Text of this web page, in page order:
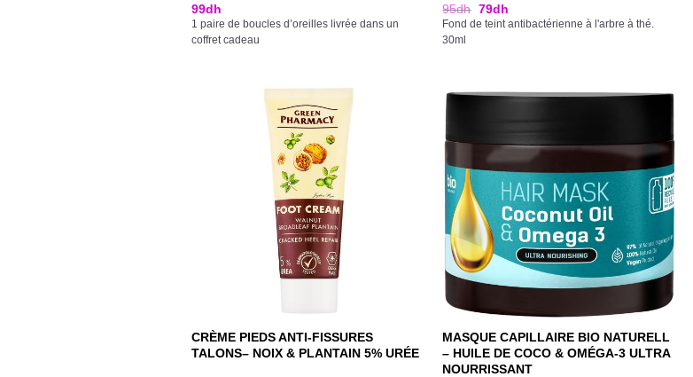
99dh
1 paire de boucles d’oreilles livrée dans un
coffret cadeau
95dh 79dh
Fond de teint antibactérienne à l'arbre à thé.
30ml
CRÈME PIEDS ANTI-FISSURES
TALONS– NOIX & PLANTAIN 5% URÉE
MASQUE CAPILLAIRE BIO NATURELL
– HUILE DE COCO & OMÉGA-3 ULTRA
NOURRISSANT